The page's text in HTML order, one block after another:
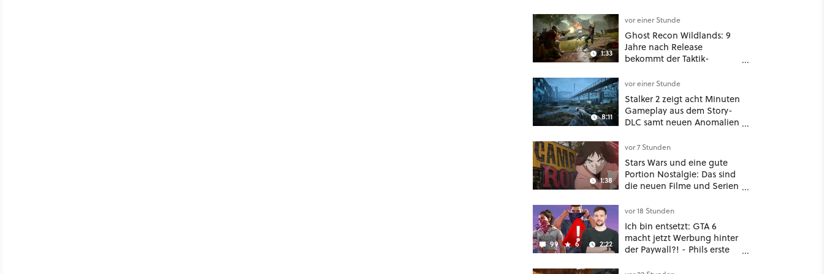
1:33
vor einer Stunde
Ghost Recon Wildlands: 9
Jahre nach Release
bekommt der Taktik-
nochmal ein dickes Update
8:11
vor einer Stunde
Stalker 2 zeigt acht Minuten
Gameplay aus dem Story-
DLC samt neuen Anomalien
1:38
vor 7 Stunden
Stars Wars und eine gute
Portion Nostalgie: Das sind
die neuen Filme und Serien
99 6 2:22
vor 18 Stunden
Ich bin entsetzt: GTA 6
macht jetzt Werbung hinter
der Paywall?! - Phils erste